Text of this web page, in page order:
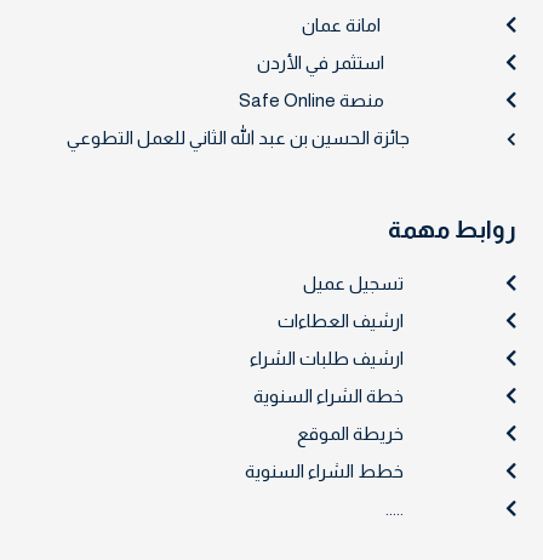
امانة عمان
استثمر في الأردن
منصة Safe Online
جائزة الحسين بن عبد الله الثاني للعمل التطوعي
روابط مهمة
تسجيل عميل
ارشيف العطاءات
ارشيف طلبات الشراء
خطة الشراء السنوية
خريطة الموقع
خطط الشراء السنوية